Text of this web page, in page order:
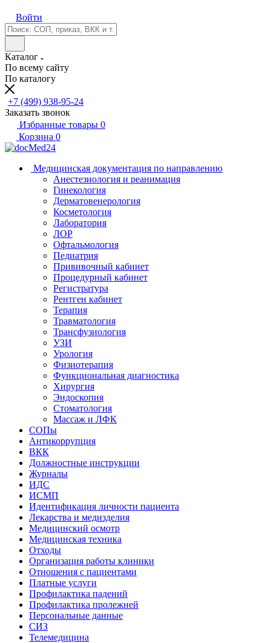
Войти
Каталог
По всему сайту
По каталогу
+7 (499) 938-95-24
Заказать звонок
Избранные товары 0
Корзина 0
Медицинская документация по направлению
Анестезиология и реанимация
Гинекология
Дерматовенерология
Косметология
Лаборатория
ЛОР
Офтальмология
Педиатрия
Прививочный кабинет
Процедурный кабинет
Регистратура
Рентген кабинет
Терапия
Травматология
Трансфузиология
УЗИ
Урология
Физиотерапия
Функциональная диагностика
Хирургия
Эндоскопия
Стоматология
Массаж и ЛФК
СОПы
Антикоррупция
ВКК
Должностные инструкции
Журналы
ИДС
ИСМП
Идентификация личности пациента
Лекарства и медизделия
Медицинский осмотр
Медицинская техника
Отходы
Организация работы клиники
Отношения с пациентами
Платные услуги
Профилактика падений
Профилактика пролежней
Персональные данные
СИЗ
Телемедицина